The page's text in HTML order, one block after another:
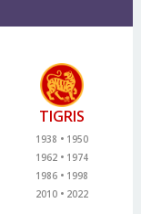
TIGRIS
1938
1950
1962
1974
1986
1998
2010
2022